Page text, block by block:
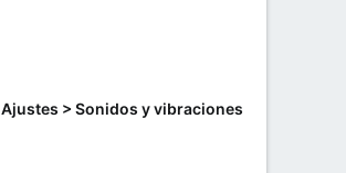
Ajustes > Sonidos y vibraciones